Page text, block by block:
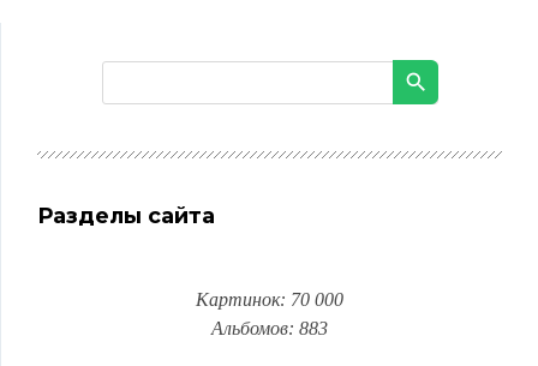
Разделы сайта
Картинок: 70 000
Альбомов: 883